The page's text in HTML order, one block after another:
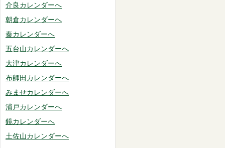
介良カレンダーへ
朝倉カレンダーへ
秦カレンダーへ
五台山カレンダーへ
大津カレンダーへ
布師田カレンダーへ
みませカレンダーへ
浦戸カレンダーへ
鏡カレンダーへ
土佐山カレンダーへ